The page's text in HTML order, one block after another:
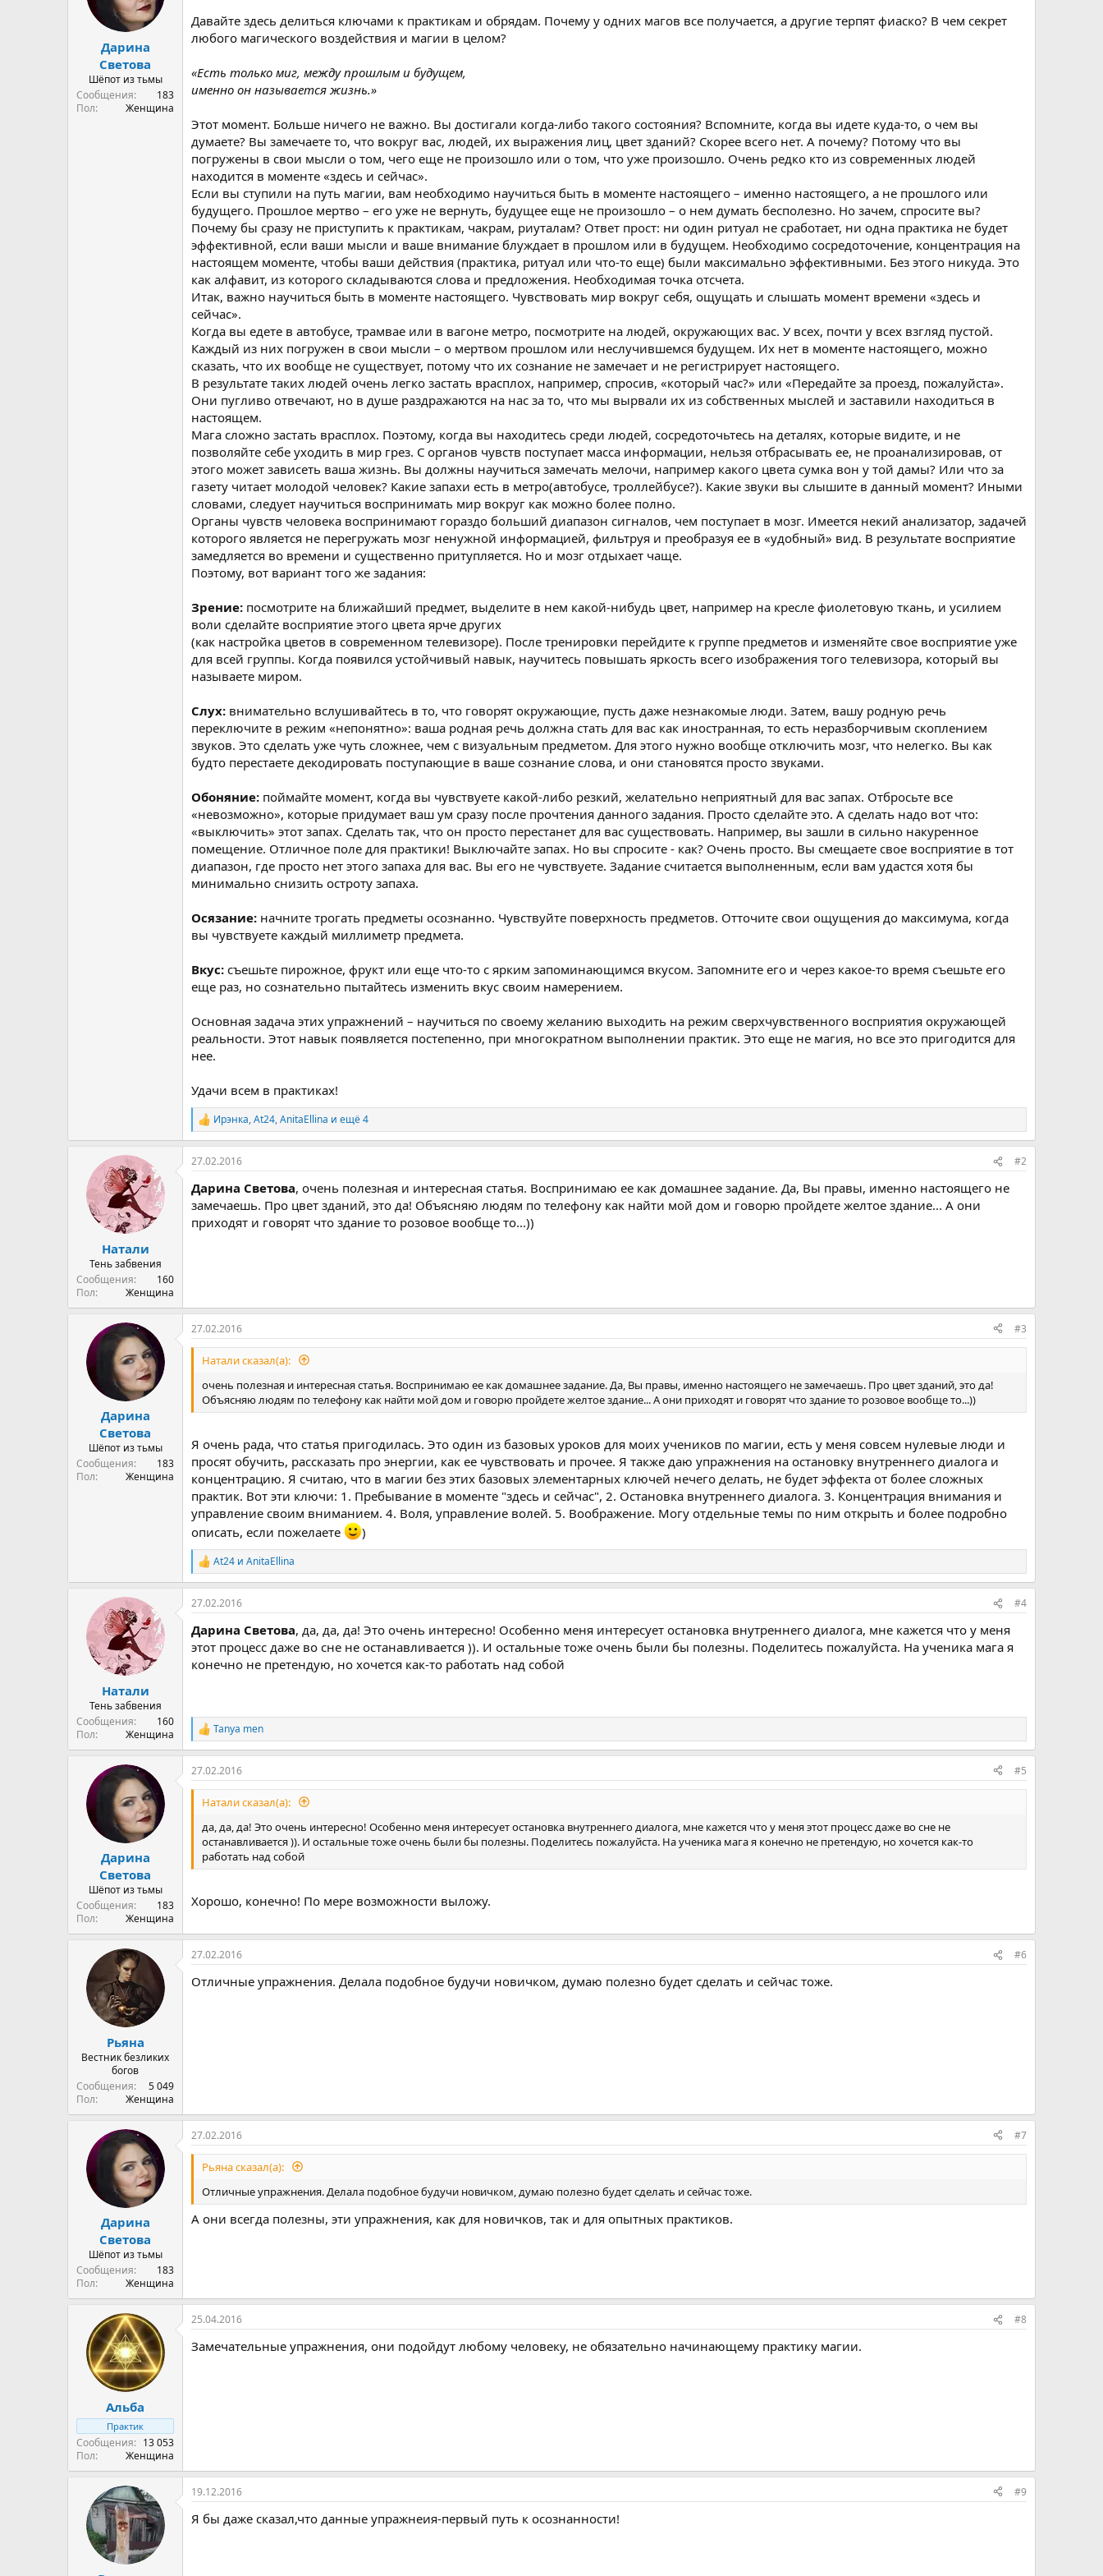
Дарина
Светова
Шёпот из тьмы
Сообщения
183
Пол
Женщина
Давайте здесь делиться ключами к практикам и обрядам. Почему у одних магов все получается, а другие терпят фиаско? В чем секрет
любого магического воздействия и магии в целом?
«Есть только миг, между прошлым и будущем,
именно он называется жизнь.»
Этот момент. Больше ничего не важно. Вы достигали когда-либо такого состояния? Вспомните, когда вы идете куда-то, о чем вы
думаете? Вы замечаете то, что вокруг вас, людей, их выражения лиц, цвет зданий? Скорее всего нет. А почему? Потому что вы
погружены в свои мысли о том, чего еще не произошло или о том, что уже произошло. Очень редко кто из современных людей
находится в моменте «здесь и сейчас».
Если вы ступили на путь магии, вам необходимо научиться быть в моменте настоящего – именно настоящего, а не прошлого или
будущего. Прошлое мертво – его уже не вернуть, будущее еще не произошло – о нем думать бесполезно. Но зачем, спросите вы?
Почему бы сразу не приступить к практикам, чакрам, риуталам? Ответ прост: ни один ритуал не сработает, ни одна практика не будет
эффективной, если ваши мысли и ваше внимание блуждает в прошлом или в будущем. Необходимо сосредоточение, концентрация на
настоящем моменте, чтобы ваши действия (практика, ритуал или что-то еще) были максимально эффективными. Без этого никуда. Это
как алфавит, из которого складываются слова и предложения. Необходимая точка отсчета.
Итак, важно научиться быть в моменте настоящего. Чувствовать мир вокруг себя, ощущать и слышать момент времени «здесь и
сейчас».
Когда вы едете в автобусе, трамвае или в вагоне метро, посмотрите на людей, окружающих вас. У всех, почти у всех взгляд пустой.
Каждый из них погружен в свои мысли – о мертвом прошлом или неслучившемся будущем. Их нет в моменте настоящего, можно
сказать, что их вообще не существует, потому что их сознание не замечает и не регистрирует настоящего.
В результате таких людей очень легко застать врасплох, например, спросив, «который час?» или «Передайте за проезд, пожалуйста».
Они пугливо отвечают, но в душе раздражаются на нас за то, что мы вырвали их из собственных мыслей и заставили находиться в
настоящем.
Мага сложно застать врасплох. Поэтому, когда вы находитесь среди людей, сосредоточьтесь на деталях, которые видите, и не
позволяйте себе уходить в мир грез. С органов чувств поступает масса информации, нельзя отбрасывать ее, не проанализировав, от
этого может зависеть ваша жизнь. Вы должны научиться замечать мелочи, например какого цвета сумка вон у той дамы? Или что за
газету читает молодой человек? Какие запахи есть в метро(автобусе, троллейбусе?). Какие звуки вы слышите в данный момент? Иными
словами, следует научиться воспринимать мир вокруг как можно более полно.
Органы чувств человека воспринимают гораздо больший диапазон сигналов, чем поступает в мозг. Имеется некий анализатор, задачей
которого является не перегружать мозг ненужной информацией, фильтруя и преобразуя ее в «удобный» вид. В результате восприятие
замедляется во времени и существенно притупляется. Но и мозг отдыхает чаще.
Поэтому, вот вариант того же задания:
Зрение: посмотрите на ближайший предмет, выделите в нем какой-нибудь цвет, например на кресле фиолетовую ткань, и усилием
воли сделайте восприятие этого цвета ярче других
(как настройка цветов в современном телевизоре). После тренировки перейдите к группе предметов и изменяйте свое восприятие уже
для всей группы. Когда появился устойчивый навык, научитесь повышать яркость всего изображения того телевизора, который вы
называете миром.
Слух: внимательно вслушивайтесь в то, что говорят окружающие, пусть даже незнакомые люди. Затем, вашу родную речь
переключите в режим «непонятно»: ваша родная речь должна стать для вас как иностранная, то есть неразборчивым скоплением
звуков. Это сделать уже чуть сложнее, чем с визуальным предметом. Для этого нужно вообще отключить мозг, что нелегко. Вы как
будто перестаете декодировать поступающие в ваше сознание слова, и они становятся просто звуками.
Обоняние: поймайте момент, когда вы чувствуете какой-либо резкий, желательно неприятный для вас запах. Отбросьте все
«невозможно», которые придумает ваш ум сразу после прочтения данного задания. Просто сделайте это. А сделать надо вот что:
«выключить» этот запах. Сделать так, что он просто перестанет для вас существовать. Например, вы зашли в сильно накуренное
помещение. Отличное поле для практики! Выключайте запах. Но вы спросите - как? Очень просто. Вы смещаете свое восприятие в тот
диапазон, где просто нет этого запаха для вас. Вы его не чувствуете. Задание считается выполненным, если вам удастся хотя бы
минимально снизить остроту запаха.
Осязание: начните трогать предметы осознанно. Чувствуйте поверхность предметов. Отточите свои ощущения до максимума, когда
вы чувствуете каждый миллиметр предмета.
Вкус: съешьте пирожное, фрукт или еще что-то с ярким запоминающимся вкусом. Запомните его и через какое-то время съешьте его
еще раз, но сознательно пытайтесь изменить вкус своим намерением.
Основная задача этих упражнений – научиться по своему желанию выходить на режим сверхчувственного восприятия окружающей
реальности. Этот навык появляется постепенно, при многократном выполнении практик. Это еще не магия, но все это пригодится для
нее.
Удачи всем в практиках!
Р
е
а
к
и
и
Ирэнка,At24,AnitaEllina и ещё 4
Натали
Тень забвения
Сообщения
160
Пол
Женщина
27.02.2016 #2
Дарина Светова, очень полезная и интересная статья. Воспринимаю ее как домашнее задание. Да, Вы правы, именно настоящего не
замечаешь. Про цвет зданий, это да! Объясняю людям по телефону как найти мой дом и говорю пройдете желтое здание... А они
приходят и говорят что здание то розовое вообще то...))
Дарина
Светова
Шёпот из тьмы
Сообщения
183
Пол
Женщина
27.02.2016 #3
Натали сказал(а):
очень полезная и интересная статья. Воспринимаю ее как домашнее задание. Да, Вы правы, именно настоящего не замечаешь. Про цвет зданий, это да!
Объясняю людям по телефону как найти мой дом и говорю пройдете желтое здание... А они приходят и говорят что здание то розовое вообще то...))
Я очень рада, что статья пригодилась. Это один из базовых уроков для моих учеников по магии, есть у меня совсем нулевые люди и
просят обучить, рассказать про энергии, как ее чувствовать и прочее. Я также даю упражнения на остановку внутреннего диалога и
концентрацию. Я считаю, что в магии без этих базовых элементарных ключей нечего делать, не будет эффекта от более сложных
практик. Вот эти ключи: 1. Пребывание в моменте "здесь и сейчас", 2. Остановка внутреннего диалога. 3. Концентрация внимания и
управление своим вниманием. 4. Воля, управление волей. 5. Воображение. Могу отдельные темы по ним открыть и более подробно
описать, если пожелаете
)
Р
е
а
к
и
и
At24 и AnitaEllina
Натали
Тень забвения
Сообщения
160
Пол
Женщина
27.02.2016 #4
Дарина Светова, да, да, да! Это очень интересно! Особенно меня интересует остановка внутреннего диалога, мне кажется что у меня
этот процесс даже во сне не останавливается )). И остальные тоже очень были бы полезны. Поделитесь пожалуйста. На ученика мага я
конечно не претендую, но хочется как-то работать над собой
Р
е
а
к
ц
и
Tanya men
Дарина
Светова
Шёпот из тьмы
Сообщения
183
Пол
Женщина
27.02.2016 #5
Натали сказал(а):
да, да, да! Это очень интересно! Особенно меня интересует остановка внутреннего диалога, мне кажется что у меня этот процесс даже во сне не
останавливается )). И остальные тоже очень были бы полезны. Поделитесь пожалуйста. На ученика мага я конечно не претендую, но хочется как-то
работать над собой
Хорошо, конечно! По мере возможности выложу.
Рьяна
Вестник безликих
богов
Сообщения
5 049
Пол
Женщина
27.02.2016 #6
Отличные упражнения. Делала подобное будучи новичком, думаю полезно будет сделать и сейчас тоже.
Дарина
Светова
Шёпот из тьмы
Сообщения
183
Пол
Женщина
27.02.2016 #7
Рьяна сказал(а):
Отличные упражнения. Делала подобное будучи новичком, думаю полезно будет сделать и сейчас тоже.
А они всегда полезны, эти упражнения, как для новичков, так и для опытных практиков.
Альба
Практик
Сообщения
13 053
Пол
Женщина
25.04.2016 #8
Замечательные упражнения, они подойдут любому человеку, не обязательно начинающему практику магии.
19.12.2016 #9
Я бы даже сказал,что данные упражнеия-первый путь к осознанности!